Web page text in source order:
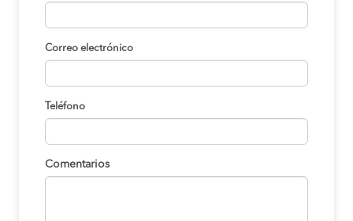
Correo electrónico
Teléfono
Comentarios